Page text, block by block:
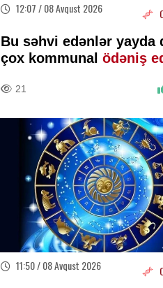
12:07 / 08 Avqust 2026
Bu səhvi edənlər yayda
çox kommunal ödəniş
21
11:50 / 08 Avqust 2026